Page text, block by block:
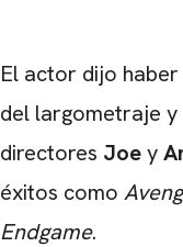
El actor dijo
del largometraje
directores Joey
éxitos como
Endgame.